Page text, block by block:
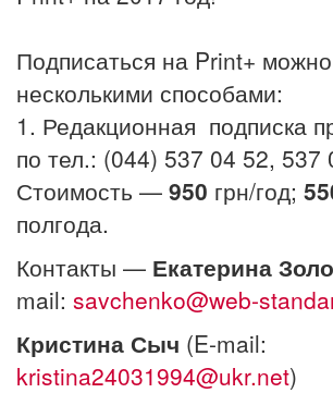
Подписаться на Print+ можно
несколькими способами:
1. Редакционная подписка
по тел.: (044) 537 04 52, 537
Стоимость — 950 грн/год;
полгода.
Контакты — Екатерина
mail: savchenko@web-
Кристина Сыч (E-mail:
kristina24031994@ukr.net)